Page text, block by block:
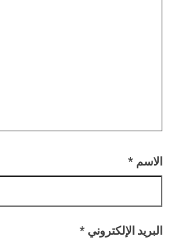
الاسم *
البريد الإلكتروني *